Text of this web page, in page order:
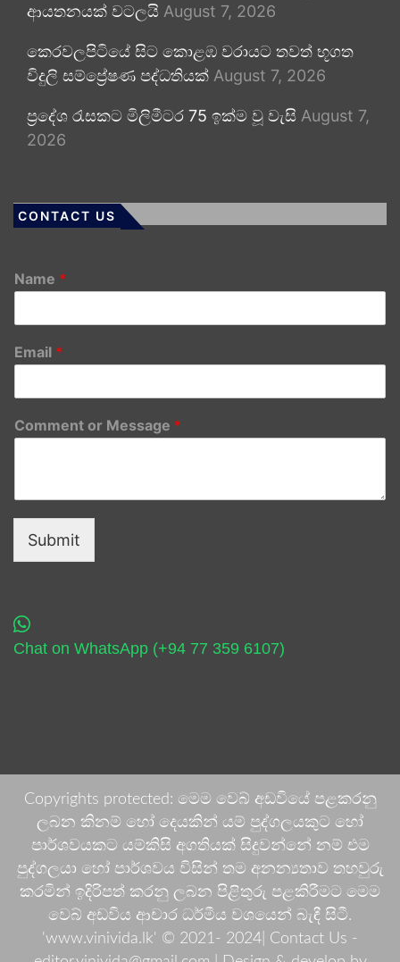
ආයතනයක් වටලයි August 7, 2026
කෙරවලපිටියේ සිට කොළඹ වරායට තවත් භූගත
විදුලි සම්ප්‍රේෂණ පද්ධතියක් August 7, 2026
ප්‍රදේශ රැසකට මිලිමීටර 75 ඉක්ම වූ වැසි August 7,
2026
CONTACT US
Name *
Email *
Comment or Message *
Submit
Chat on WhatsApp (+94 77 359 6107)
Copyrights protected: මෙම වෙබ් අඩවියේ පළකරනු
ලබන කිනම් හෝ දෙයකින් යම් පුද්ගලයකුට හෝ
පාර්ශවයකට යම්කිසි අගතියක් සිදුවන්නේ නම් එම
පුද්ගලයා හෝ පාර්ශවය විසින් තම අනන්‍යතාව තහවුරු
කරමින් ඉදිරිපත් කරනු ලබන පිළිතුරු පළකිරීමට මෙම
වෙබ් අඩවිය ආචාර ධර්මීය වශයෙන් බැඳී සිටී.
'www.vinivida.lk' © 2021- 2024| Contact Us -